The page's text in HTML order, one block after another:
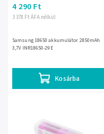
3 378 Ft ÁFA nélkül
4 290 Ft
Kosárba
Samsung 18650 akkumulátor 2850mAh
3,7V INR18650-29E